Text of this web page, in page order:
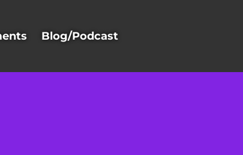
Blog/Podcast